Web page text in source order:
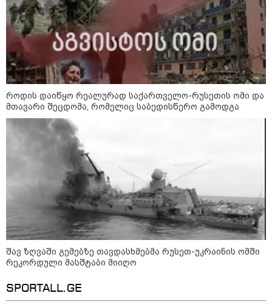
11:17 / 08-08-2026
არშემდგარი ქორწინება 15 წლით უფროს
ქართველთან - ალინა კაბაევას
საიდუმლო ცხოვრება: როგორ
გამოიყურებოდა ის პლასტიკურ
ოპერაციებამდე
14:20 / 08-08-2026
"ქალაქი დავთმე, მაგრამ
ქალურობა - არა. ვერ იჯერებენ
ფერმერი თუ ვარ" - როგორ
ცხოვრობს ახალგაზრდა ქალი,
როდის დაიწყო რეალურად საქართველო-რუსეთის ომი და
მთავარი შეცდომა, რომელიც საბედისწერო გამოდგა
შავ ზღვაში გემებზე თავდასხმებმა რუსეთ-უკრაინის ომში
რეკორდული მასშტაბი მიიღო
SPORTALL.GE